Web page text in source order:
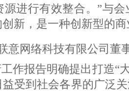
源进行有效整合。”与
新，是一种创新型的
意网络科技有限公司董
作报告明确提出打造“
受到社会各界的广泛